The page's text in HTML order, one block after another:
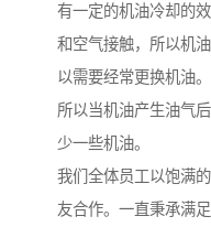
有一定的机油冷却的
和空气接触，所以机
以需要经常更换机油
所以当机油产生油气
少一些机油。
我们全体员工以饱满
友合作。一直秉承满